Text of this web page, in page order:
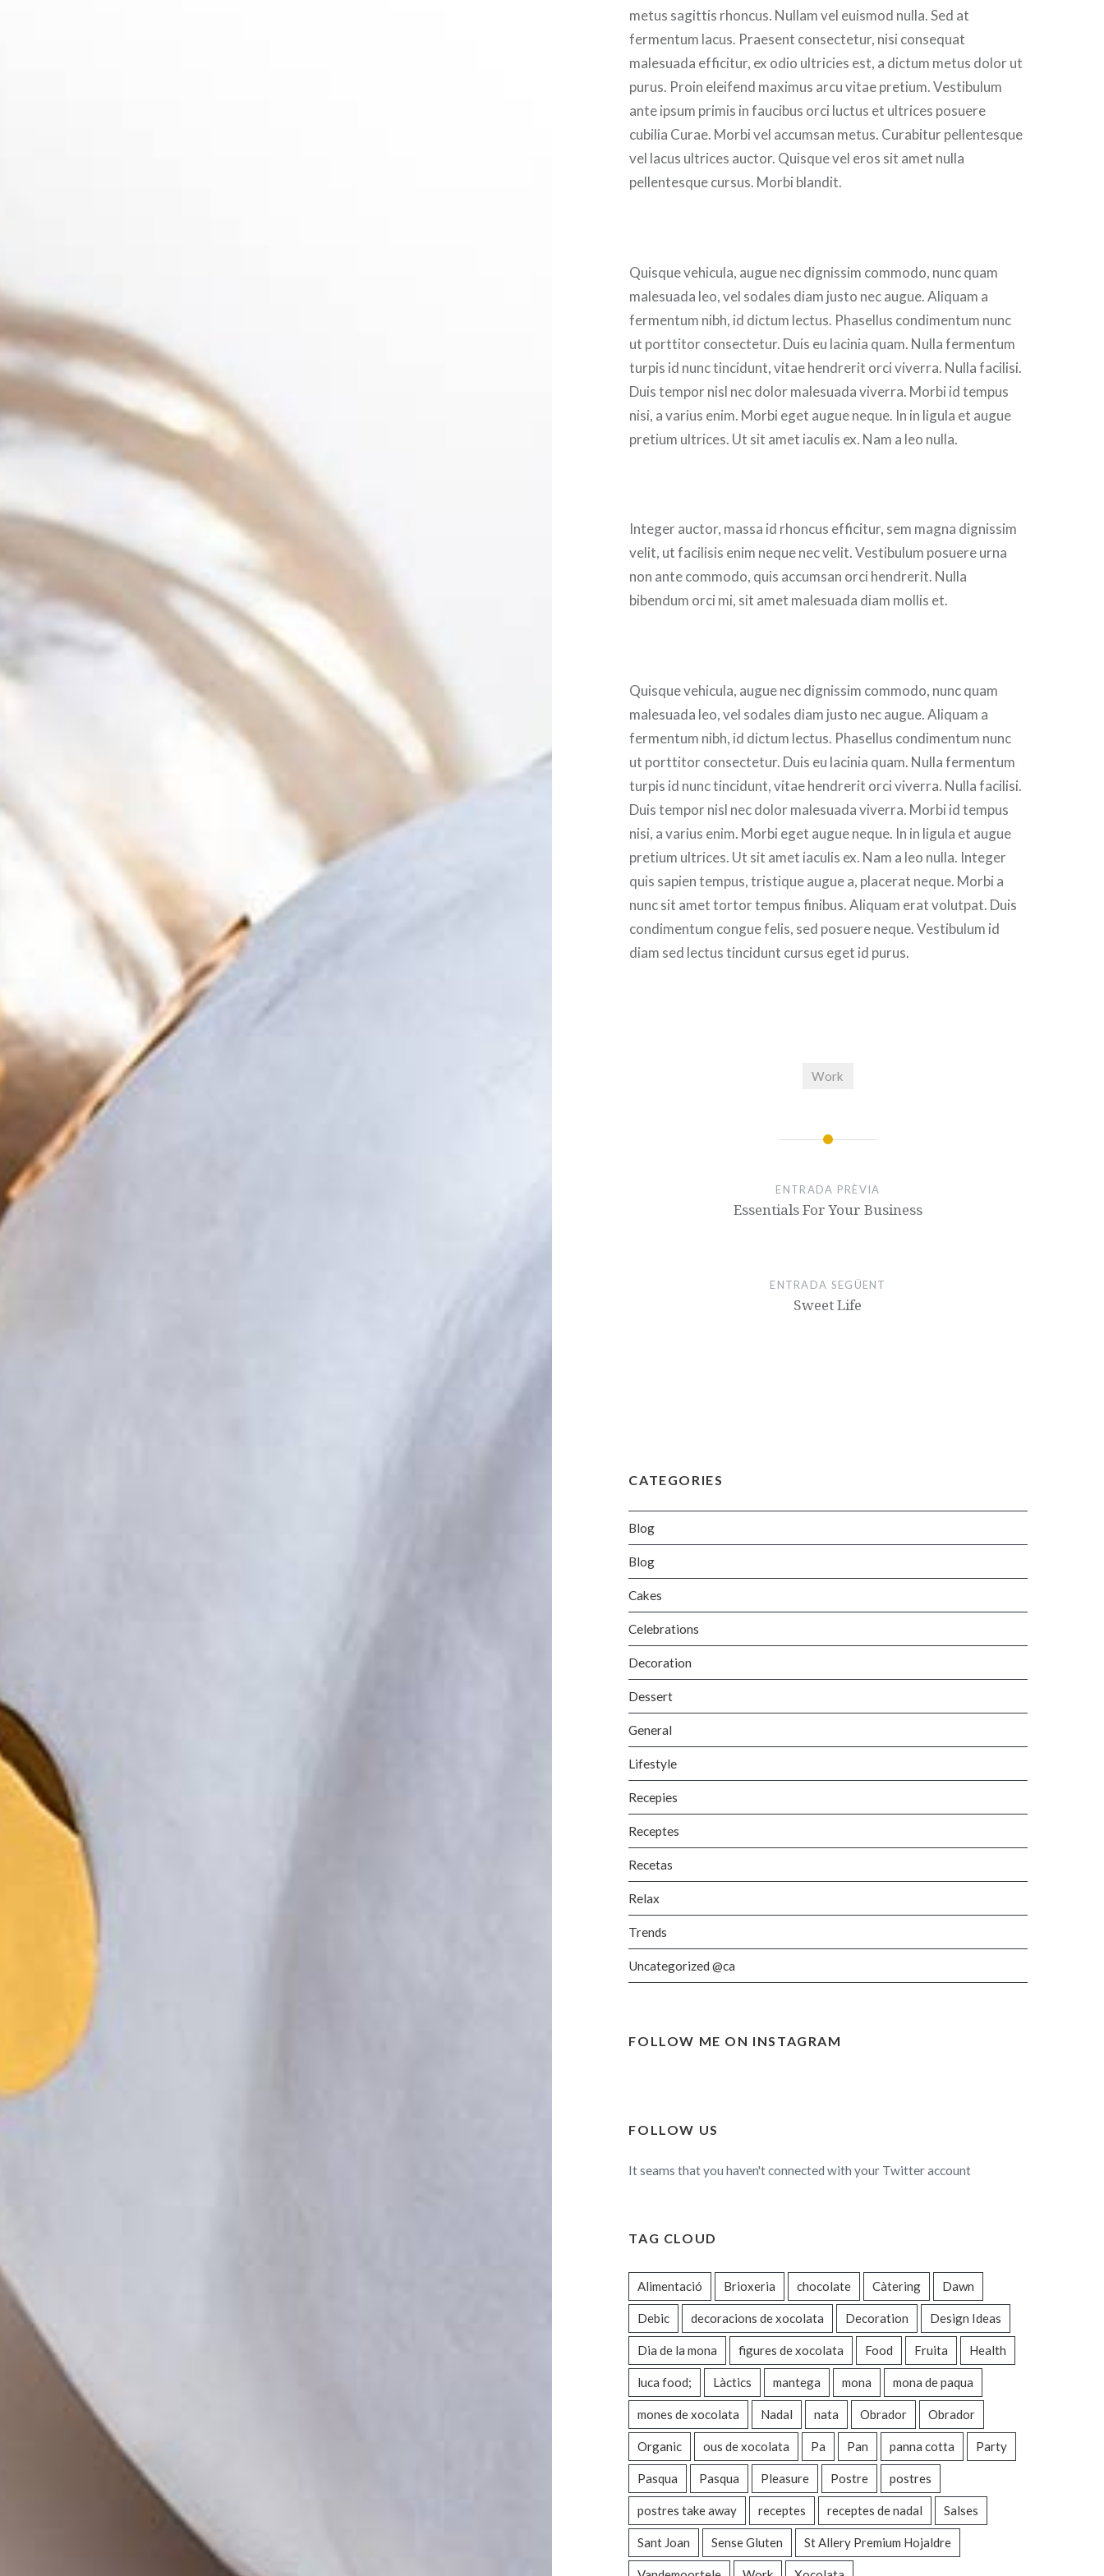
metus sagittis rhoncus. Nullam vel euismod nulla. Sed at
fermentum lacus. Praesent consectetur, nisi consequat
malesuada efficitur, ex odio ultricies est, a dictum metus dolor ut
purus. Proin eleifend maximus arcu vitae pretium. Vestibulum
ante ipsum primis in faucibus orci luctus et ultrices posuere
cubilia Curae. Morbi vel accumsan metus. Curabitur pellentesque
vel lacus ultrices auctor. Quisque vel eros sit amet nulla
pellentesque cursus. Morbi blandit.
Quisque vehicula, augue nec dignissim commodo, nunc quam
malesuada leo, vel sodales diam justo nec augue. Aliquam a
fermentum nibh, id dictum lectus. Phasellus condimentum nunc
ut porttitor consectetur. Duis eu lacinia quam. Nulla fermentum
turpis id nunc tincidunt, vitae hendrerit orci viverra. Nulla facilisi.
Duis tempor nisl nec dolor malesuada viverra. Morbi id tempus
nisi, a varius enim. Morbi eget augue neque. In in ligula et augue
pretium ultrices. Ut sit amet iaculis ex. Nam a leo nulla.
Integer auctor, massa id rhoncus efficitur, sem magna dignissim
velit, ut facilisis enim neque nec velit. Vestibulum posuere urna
non ante commodo, quis accumsan orci hendrerit. Nulla
bibendum orci mi, sit amet malesuada diam mollis et.
Quisque vehicula, augue nec dignissim commodo, nunc quam
malesuada leo, vel sodales diam justo nec augue. Aliquam a
fermentum nibh, id dictum lectus. Phasellus condimentum nunc
ut porttitor consectetur. Duis eu lacinia quam. Nulla fermentum
turpis id nunc tincidunt, vitae hendrerit orci viverra. Nulla facilisi.
Duis tempor nisl nec dolor malesuada viverra. Morbi id tempus
nisi, a varius enim. Morbi eget augue neque. In in ligula et augue
pretium ultrices. Ut sit amet iaculis ex. Nam a leo nulla. Integer
quis sapien tempus, tristique augue a, placerat neque. Morbi a
nunc sit amet tortor tempus finibus. Aliquam erat volutpat. Duis
condimentum congue felis, sed posuere neque. Vestibulum id
diam sed lectus tincidunt cursus eget id purus.
Work
ENTRADA PRÈVIA
Essentials For Your Business
ENTRADA SEGÜENT
Sweet Life
CATEGORIES
Blog
Blog
Cakes
Celebrations
Decoration
Dessert
General
Lifestyle
Recepies
Receptes
Recetas
Relax
Trends
Uncategorized @ca
FOLLOW ME ON INSTAGRAM
FOLLOW US
It seams that you haven't connected with your Twitter account
TAG CLOUD
Alimentació Brioxeria chocolate Càtering Dawn
Debic decoracions de xocolata Decoration Design Ideas
Dia de la mona figures de xocolata Food Fruita Health
luca food; Làctics mantega mona mona de paqua
mones de xocolata Nadal nata Obrador Obrador
Organic ous de xocolata Pa Pan panna cotta Party
Pasqua Pasqua Pleasure Postre postres
postres take away receptes receptes de nadal Salses
Sant Joan Sense Gluten St Allery Premium Hojaldre